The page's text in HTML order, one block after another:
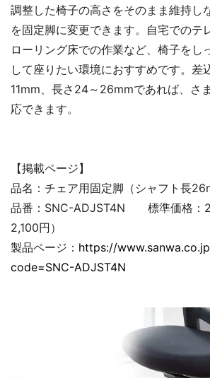
調整した椅子の高さをそのまま維持し
を固定脚に変更できます。自宅でのテ
ローリング床での作業など、椅子をし
して座りたい環境におすすめです。差
11mm、長さ24～26mmであれば、さ
応できます。
【掲載ページ】
品名：チェア用固定脚（シャフト長
品番：SNC-ADJST4N 標準価格：
2,100円）
製品ページ： https://
code=SNC-ADJST4N